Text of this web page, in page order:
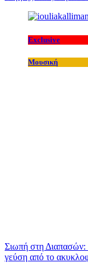
Exclusive
Μουσική
Σιωπή στη
γεύση από το